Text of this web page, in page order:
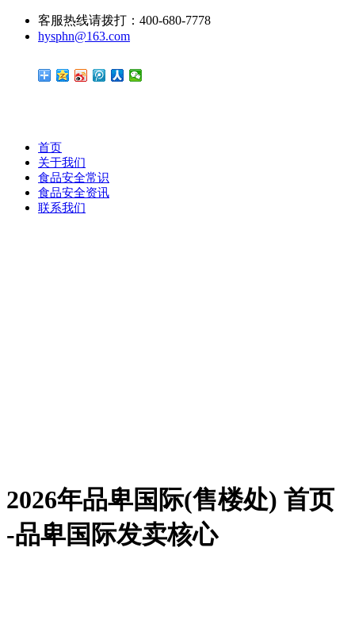
客服热线请拨打：400-680-7778
hysphn@163.com
首页
关于我们
食品安全常识
食品安全资讯
联系我们
2026年品卑国际(售楼处) 首页
-品卑国际发卖核心